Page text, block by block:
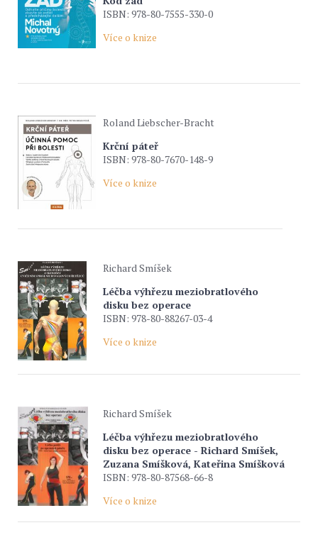
ISBN: 978-80-7555-330-0
Více o knize
Roland Liebscher-Bracht
Krční páteř
ISBN: 978-80-7670-148-9
Více o knize
Richard Smíšek
Léčba výhřezu meziobratlového
disku bez operace
ISBN: 978-80-88267-03-4
Více o knize
Richard Smíšek
Léčba výhřezu meziobratlového
disku bez operace - Richard Smíšek,
Zuzana Smíšková, Kateřina Smíšková
ISBN: 978-80-87568-66-8
Více o knize